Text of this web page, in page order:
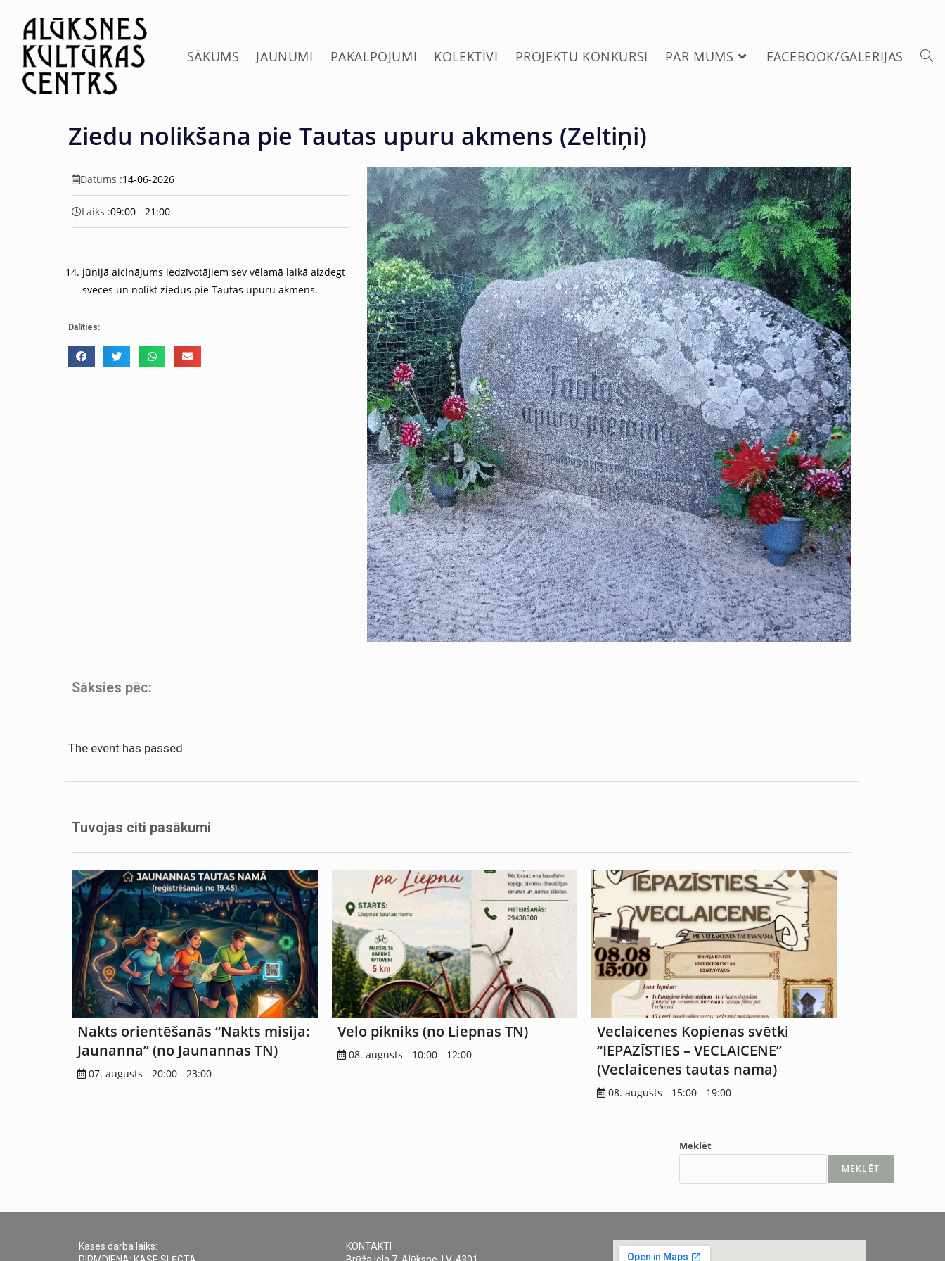
SĀKUMS JAUNUMI PAKALPOJUMI KOLEKTĪVI PROJEKTU KONKURSI PAR MUMS FACEBOOK/GALERIJAS
Ziedu nolikšana pie Tautas upuru akmens (Zeltiņi)
Datums :14-06-2026
Laiks :09:00 - 21:00
jūnijā aicinājums iedzīvotājiem sev vēlamā laikā aizdegt
sveces un nolikt ziedus pie Tautas upuru akmens.
Dalīties:
Sāksies pēc:
The event has passed.
Tuvojas citi pasākumi
Nakts orientēšanās “Nakts misija:
Jaunanna” (no Jaunannas TN)
07. augusts - 20:00 - 23:00
Velo pikniks (no Liepnas TN)
08. augusts - 10:00- 12:00
Veclaicenes Kopienas svētki
“IEPAZĪSTIES – VECLAICENE”
(Veclaicenes tautas nama)
08. augusts - 15:00 - 19:00
Meklēt
MEKLĒT
Kases darba laiks:
KONTAKTI